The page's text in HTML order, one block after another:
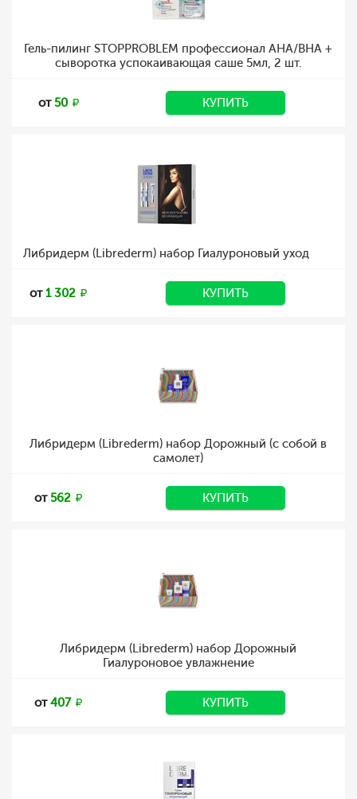
Гель-пилинг STOPPROBLEM профессионал АНА/ВНА +
сыворотка успокаивающая саше 5мл, 2 шт.
от50 КУПИТЬ
Либридерм (Librederm) набор Гиалуроновый уход
от1 302 КУПИТЬ
Либридерм (Librederm) набор Дорожный (с собой в
самолет)
от562 КУПИТЬ
Либридерм (Librederm) набор Дорожный
Гиалуроновое увлажнение
от407 КУПИТЬ